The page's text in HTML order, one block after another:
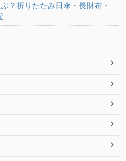
？折りたたみ日傘・長財布・